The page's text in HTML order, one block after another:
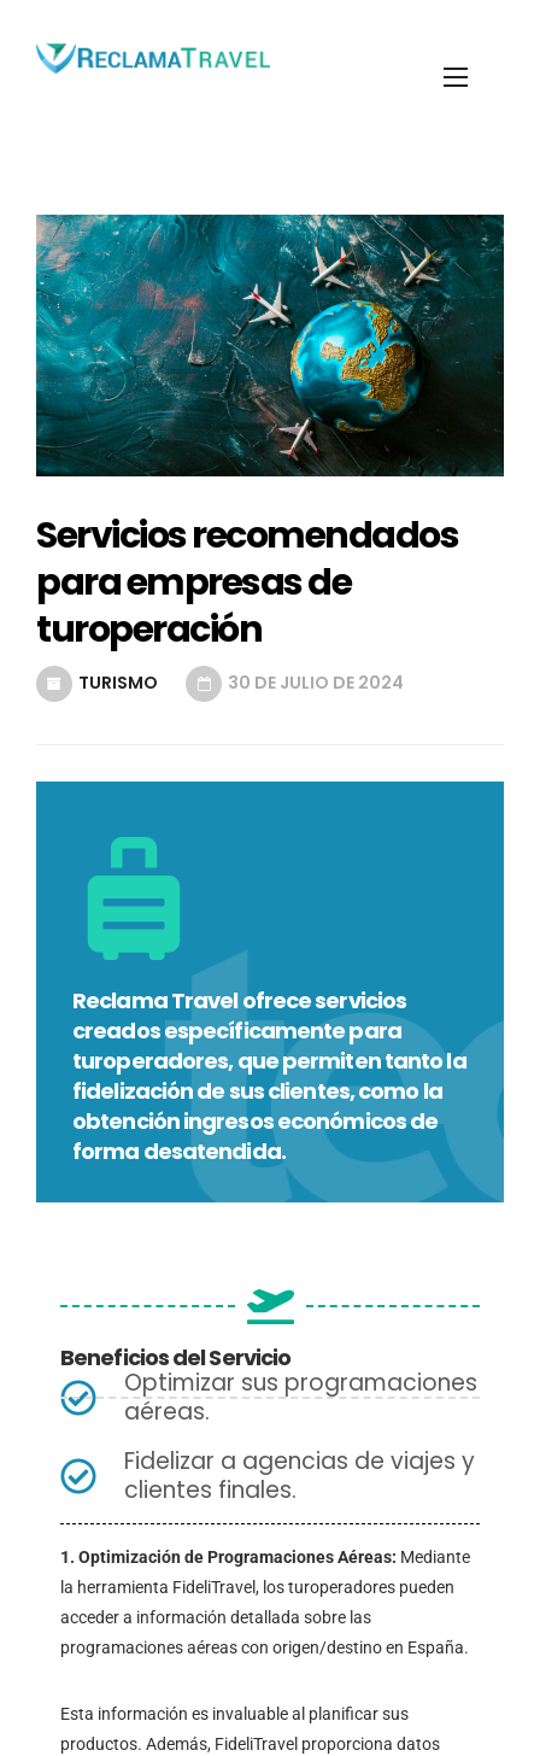
Servicios recomendados
para empresas de
turoperación
TURISMO 30 DE JULIO DE 2024
Reclama Travel ofrece servicios
creados específicamente para
turoperadores, que permiten tanto la
fidelización de sus clientes, como la
obtención ingresos económicos de
forma desatendida.
Beneficios del Servicio
Optimizar sus programaciones
aéreas.
Fidelizar a agencias de viajes y
clientes finales.
1. Optimización de Programaciones Aéreas: Mediante
la herramienta FideliTravel, los turoperadores pueden
acceder a información detallada sobre las
programaciones aéreas con origen/destino en España.
Esta información es invaluable al planificar sus
productos. Además, FideliTravel proporciona datos